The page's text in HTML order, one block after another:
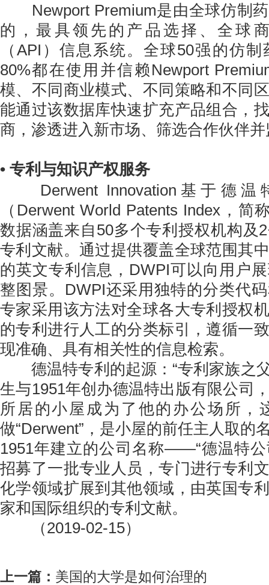
Newport Premium是由全球仿制药
的，最具领先的产品选择、全球
（API）信息系统。全球50强的仿
80%都在使用并信赖Newport
模、不同商业模式、不同策略和不同
能通过该数据库快速扩充产品组合，
商，渗透进入新市场、筛选合作伙伴
• 专利与知识产权服务
Derwent Innovation基于德温
（Derwent World Patents Index，简
数据涵盖来自50多个专利授权机构及
专利文献。通过提供覆盖全球范围其
的英文专利信息，DWPI可以向用户
整图景。DWPI还采用独特的分类代
专家采用该方法对全球各大专利授权
的专利进行人工的分类标引，遵循一
现准确、具有相关性的信息检索。
德温特专利的起源：“专利家族之父
生与1951年创办德温特出版有限公司
所居的小屋成为了他的办公场所，
做“Derwent”，是小屋的前任主人取的
1951年建立的公司名称——“德温特公
招募了一批专业人员，专门进行专利
化学领域扩展到其他领域，由英国专
家和国际组织的专利文献。
（2019-02-15）
上一篇： 美国的大学是如何治理的